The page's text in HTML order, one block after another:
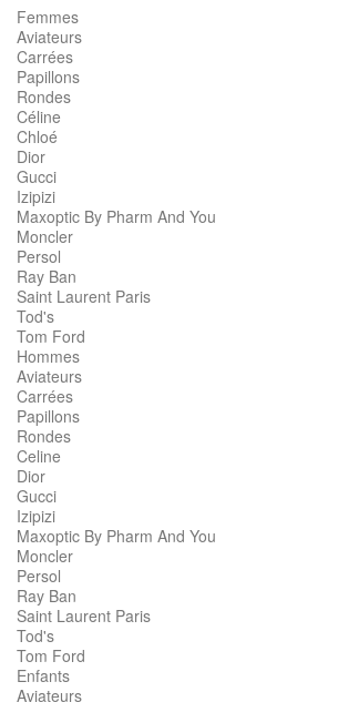
Femmes
Aviateurs
Carrées
Papillons
Rondes
Céline
Chloé
Dior
Gucci
Izipizi
Maxoptic By Pharm And You
Moncler
Persol
Ray Ban
Saint Laurent Paris
Tod's
Tom Ford
Hommes
Aviateurs
Carrées
Papillons
Rondes
Celine
Dior
Gucci
Izipizi
Maxoptic By Pharm And You
Moncler
Persol
Ray Ban
Saint Laurent Paris
Tod's
Tom Ford
Enfants
Aviateurs